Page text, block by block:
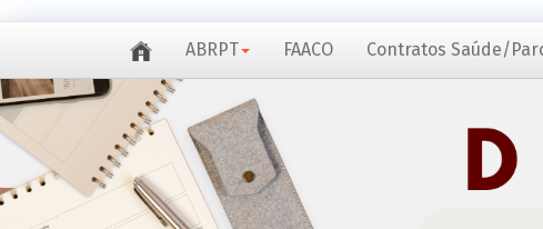
ABRPT FAACO Contratos Saúde/